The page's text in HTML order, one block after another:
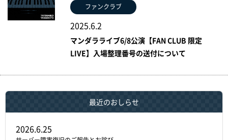
ファンクラブ
2025.6.2
マンダラライブ6/8公演【FAN CLUB 限定
LIVE】入場整理番号の送付について
最近のおしらせ
2026.6.25